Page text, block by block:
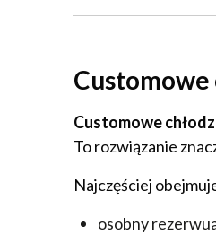
Customowe
Customowe
To rozwiązanie
Najczęściej
osobny